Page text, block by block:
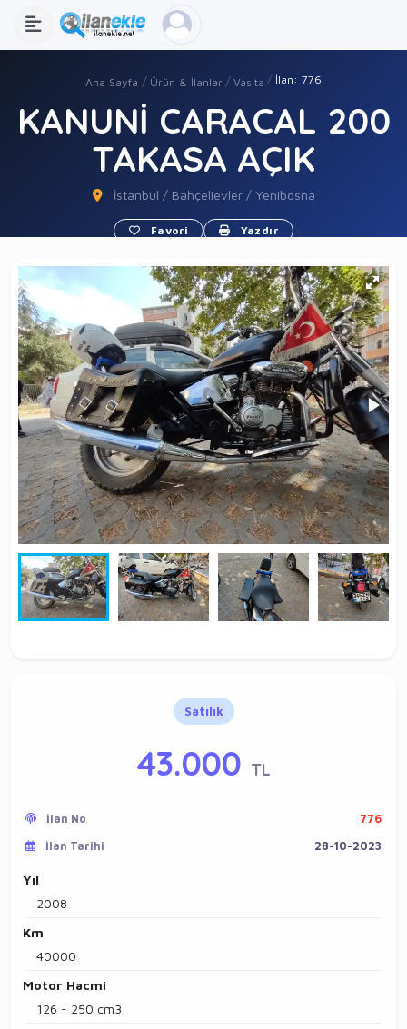
Ana Sayfa Ürün & İlanlar Vasıta İlan: 776
KANUNİ CARACAL 200
TAKASA AÇIK
İstanbul / Bahçelievler / Yenibosna
Favori Yazdır
Satılık
43.000 TL
İlan No
776
İlan Tarihi
28-10-2023
Yıl
2008
Km
40000
Motor Hacmi
126 - 250 cm3